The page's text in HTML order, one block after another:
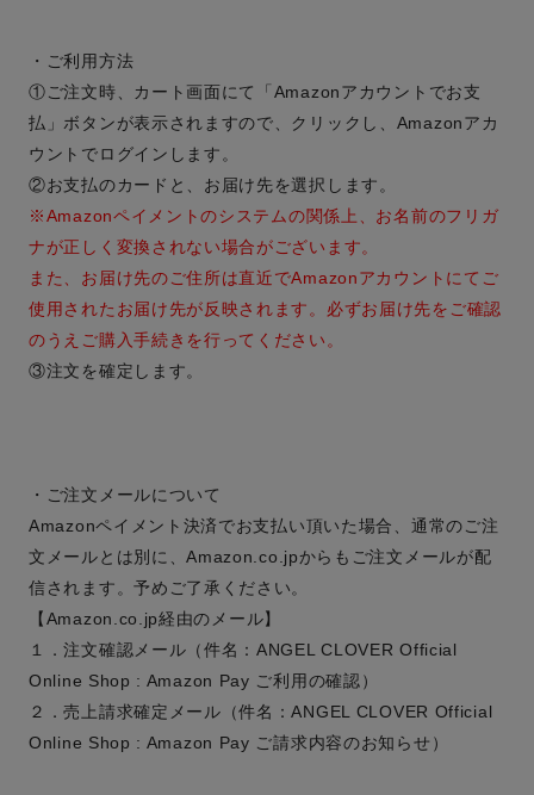
・ご利用方法
①ご注文時、カート画面にて「Amazonアカウントでお支
払」ボタンが表示されますので、クリックし、Amazonアカ
ウントでログインします。
②お支払のカードと、お届け先を選択します。
※Amazonペイメントのシステムの関係上、お名前のフリガ
ナが正しく変換されない場合がございます。
また、お届け先のご住所は直近でAmazonアカウントにてご
使用されたお届け先が反映されます。必ずお届け先をご確認
のうえご購入手続きを行ってください。
③注文を確定します。
・ご注文メールについて
Amazonペイメント決済でお支払い頂いた場合、通常のご注
文メールとは別に、Amazon.co.jpからもご注文メールが配
信されます。予めご了承ください。
【Amazon.co.jp経由のメール】
１．注文確認メール（件名：ANGEL CLOVER Official
Online Shop : Amazon Pay ご利用の確認）
２．売上請求確定メール（件名：ANGEL CLOVER Official
Online Shop : Amazon Pay ご請求内容のお知らせ）